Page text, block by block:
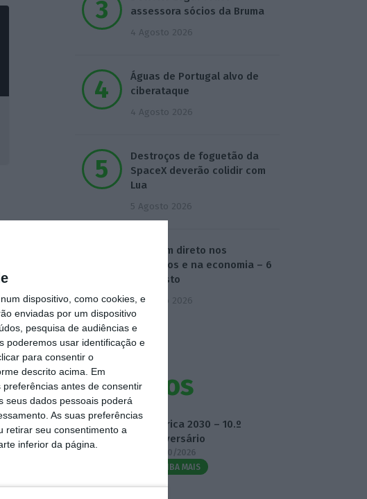
dispositivo, como cookies, e
enviadas por um dispositivo
pesquisa de audiências e
poderemos usar identificação e
para consentir o
descrito acima. Em
antes de consentir
seus dados pessoais poderá
As suas preferências
retirar seu consentimento a
inferior da página.
assessora sócios da Bruma
4 Agosto 2026
Águas de Portugal alvo de
ciberataque
4 Agosto 2026
Destroços de foguetão da
SpaceX deverão colidir com
Lua
5 Agosto 2026
O dia em direto nos
mercados e na economia – 6
de agosto
6 Agosto 2026
Eventos
Fábrica 2030 – 10.º
Aniversário
14/10/2026
SAIBA MAIS